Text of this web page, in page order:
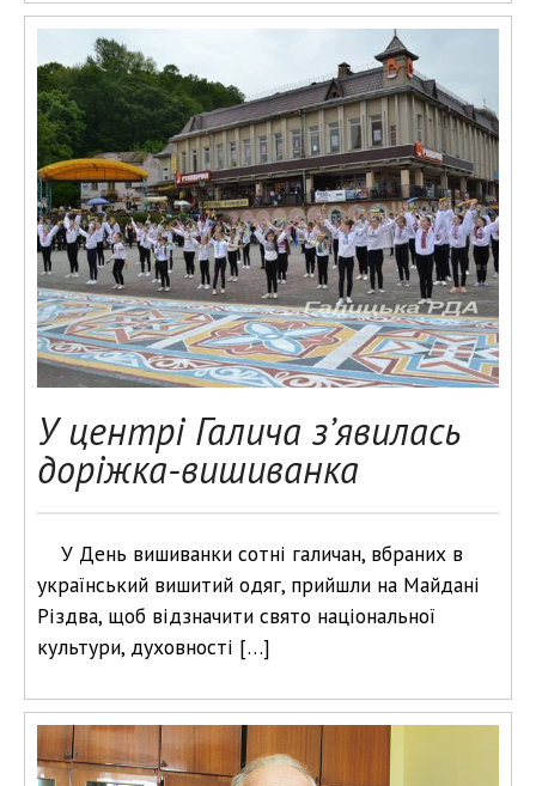
У центрі Галича з’явилась
доріжка-вишиванка
У День вишиванки сотні галичан, вбраних в
український вишитий одяг, прийшли на Майдані
Різдва, щоб відзначити свято національної
культури, духовності […]